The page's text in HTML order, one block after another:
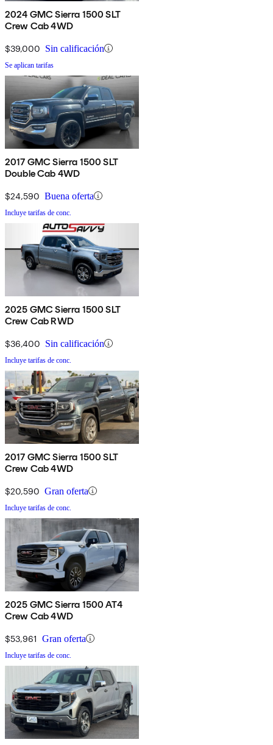
2024 GMC Sierra 1500 SLT
Crew Cab 4WD
$39,000 Sin calificación
Se aplican tarifas
2017 GMC Sierra 1500 SLT
Double Cab 4WD
$24,590 Buena oferta
Incluye tarifas de conc.
2025 GMC Sierra 1500 SLT
Crew Cab RWD
$36,400 Sin calificación
Incluye tarifas de conc.
2017 GMC Sierra 1500 SLT
Crew Cab 4WD
$20,590 Gran oferta
Incluye tarifas de conc.
2025 GMC Sierra 1500 AT4
Crew Cab 4WD
$53,961 Gran oferta
Incluye tarifas de conc.